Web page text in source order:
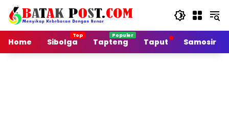
Langsung
konten
Home
Sibolga Tapteng Taput Samosir